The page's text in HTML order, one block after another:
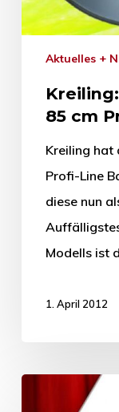
Aktuelles +
85 cm
Kreiling hat
Profi-Line
diese nun
Modells ist
1. April 2012